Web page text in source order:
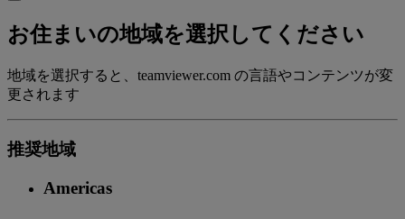
お住まいの地域を選択してください
地域を選択すると、teamviewer.com の言語やコンテンツが変
更されます
推奨地域
Americas